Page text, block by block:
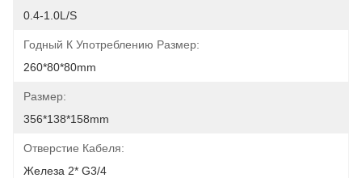
0.4-1.0L/s
Годный К Употреблению Размер:
260*80*80mm
Размер:
356*138*158mm
Отверстие Кабеля:
Железа 2* G3/4